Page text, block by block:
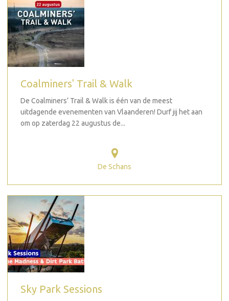
Coalminers' Trail & Walk
De Coalminers’ Trail & Walk is één van de meest
uitdagende evenementen van Vlaanderen! Durf jij het aan
om op zaterdag 22 augustus de...
De Schans
Sky Park Sessions